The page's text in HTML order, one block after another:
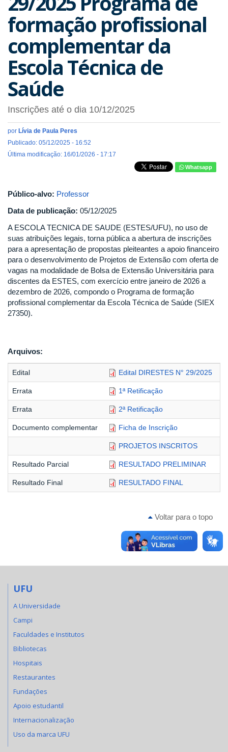
formação profissional
complementar da
Escola Técnica de
Saúde
Inscrições até o dia 10/12/2025
por Lívia de Paula Peres
Publicado: 05/12/2025 - 16:52
Última modificação: 16/01/2026 - 17:17
Whatsapp
Público-alvo: Professor
Data de publicação: 05/12/2025
A ESCOLA TECNICA DE SAUDE (ESTES/UFU), no uso de
suas atribuições legais, torna pública a abertura de inscrições
para a apresentação de propostas pleiteantes a apoio financeiro
para o desenvolvimento de Projetos de Extensão com oferta de
vagas na modalidade de Bolsa de Extensão Universitária para
discentes da ESTES, com exercício entre janeiro de 2026 a
dezembro de 2026, compondo o Programa de formação
profissional complementar da Escola Técnica de Saúde (SIEX
27350).
Arquivos:
Edital Edital DIRESTES N° 29/2025
Errata 1ª Retificação
Errata 2ª Retificação
Documento complementar Ficha de Inscrição
PROJETOS INSCRITOS
Resultado Parcial RESULTADO PRELIMINAR
Resultado Final RESULTADO FINAL
Voltar para o topo
UFU
A Universidade
Campi
Faculdades e Institutos
Bibliotecas
Hospitais
Restaurantes
Fundações
Apoio estudantil
Internacionalização
Uso da marca UFU